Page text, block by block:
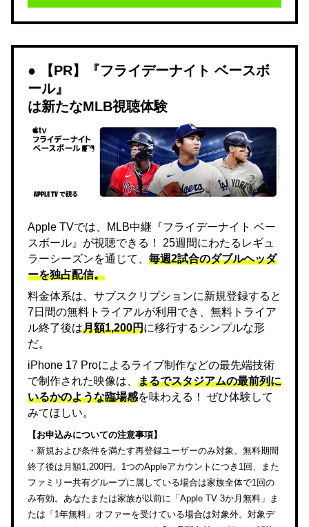
【PR】『フライデーナイト ベースボ
ール』
は新たなMLB視聴体験
Apple TVでは、MLB中継『フライデーナイト ベー
スボール』が視聴できる！ 25週間にわたるレギュ
ラーシーズンを通じて、 毎週2試合のダブルヘッダ
ーを独占配信。
料金体系は、サブスクリプションに新規登録すると
7日間の無料トライアルが利用でき、無料トライア
ル終了後は月額1,200円に移行するシンプルな形
だ。
iPhone 17 Proによるライブ制作などの最先端技術
で制作された映像は、 まるでスタジアムの最前列に
いるかのような臨場感を味わえる！ ぜひ体験して
みてほしい。
【お申込みについての注意事項】
・新規および条件を満たす再登録ユーザーのみ対象。無料期間
終了後は月額1,200円。1つのAppleアカウントにつき1回、また
ファミリー共有グループに属している場合は家族全体で1回の
み有効。あなたまたは家族が以前に「Apple TV 3か月無料」ま
たは「1年無料」オファーを受けている場合は対象外。対象デ